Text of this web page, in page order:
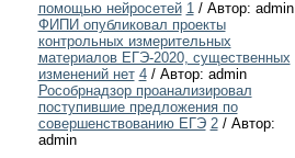
помощью нейросетей 1/ Автор: admin
ФИПИ опубликовал проекты
контрольных измерительных
материалов ЕГЭ-2020, существенных
изменений нет 4/ Автор: admin
Рособрнадзор проанализировал
поступившие предложения по
совершенствованию ЕГЭ 2/ Автор:
admin